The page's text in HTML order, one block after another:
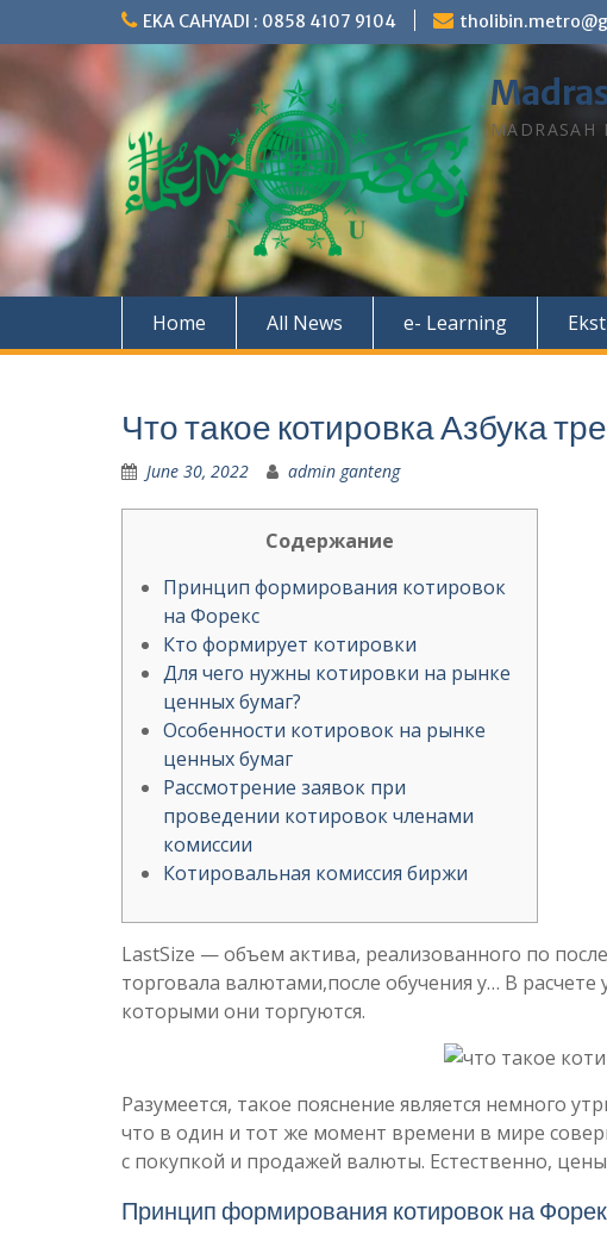
EKA CAHYADI : 0858 4107 9104
MADRASAH
Home All News e- Learning
Что такое котировка Азбука
June 30, 2022 admin ganteng
Содержание
Принцип формирования котировок
на Форекс
Кто формирует котировки
Для чего нужны котировки на рынке
ценных бумаг?
Особенности котировок на рынке
ценных бумаг
Рассмотрение заявок при
проведении котировок членами
комиссии
Котировальная комиссия биржи
LastSize — объем актива, реализованного по
торговала валютами,после обучения у… В
которыми они торгуются.
Разумеется, такое пояснение является немного
что в один и тот же момент времени в мире
с покупкой и продажей валюты. Естественно,
Принцип формирования котировок на